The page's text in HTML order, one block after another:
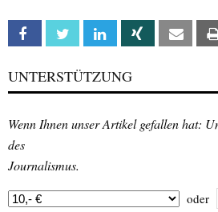
Facebook Twitter Linkedin Xing Email
UNTERSTÜTZUNG
Wenn Ihnen unser Artikel gefallen hat:
des
Journalismus.
oder